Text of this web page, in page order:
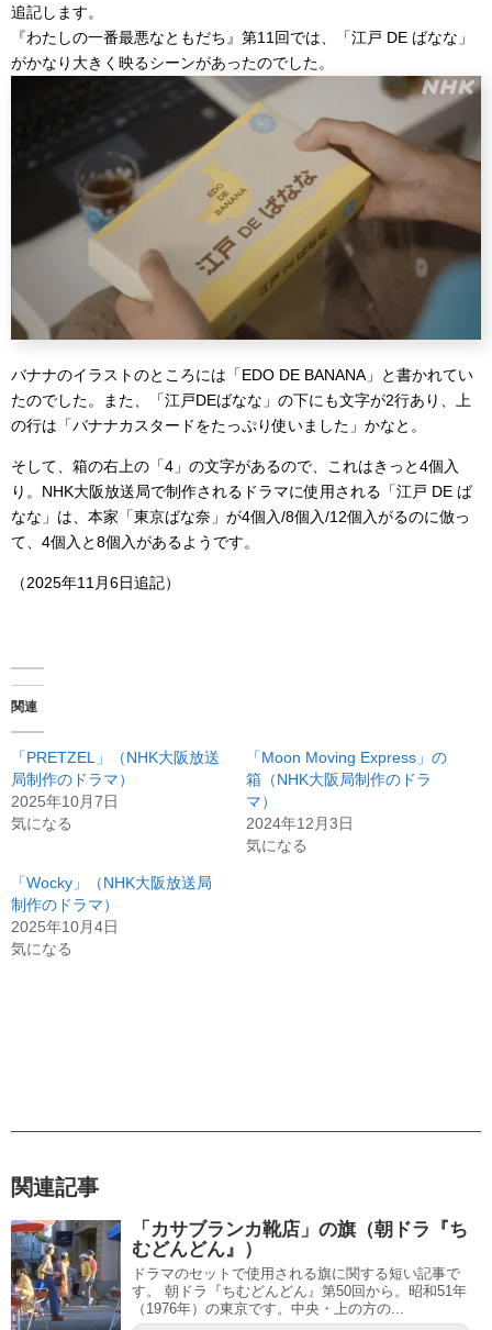
追記します。
『わたしの一番最悪なともだち』第11回では、「江戸 DE ばなな」
がかなり大きく映るシーンがあったのでした。
バナナのイラストのところには「EDO DE BANANA」と書かれてい
たのでした。また、「江戸DEばなな」の下にも文字が2行あり、上
の行は「バナナカスタードをたっぷり使いました」かなと。
そして、箱の右上の「4」の文字があるので、これはきっと4個入
り。NHK大阪放送局で制作されるドラマに使用される「江戸 DE ば
なな」は、本家「東京ばな奈」が4個入/8個入/12個入がるのに倣っ
て、4個入と8個入があるようです。
（2025年11月6日追記）
関連
「PRETZEL」（NHK大阪放送
局制作のドラマ）
2025年10月7日
気になる
「Moon Moving Express」の
箱（NHK大阪局制作のドラ
マ）
2024年12月3日
気になる
「Wocky」（NHK大阪放送局
制作のドラマ）
2025年10月4日
気になる
関連記事
「カサブランカ靴店」の旗（朝ドラ『ち
むどんどん』）
ドラマのセットで使用される旗に関する短い記事で
す。 朝ドラ『ちむどんどん』第50回から。昭和51年
（1976年）の東京です。中央・上の方の...